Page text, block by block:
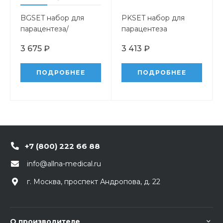
BGSET набор для
парацентеза/
3 675 ₽
ПОДРОБНЕЕ
PKSET набор для
парацентеза
3 413 ₽
ПОДРОБНЕЕ
+7 (800) 222 66 88
info@allna-medical.ru
г. Москва, проспект Андропова, д. 22